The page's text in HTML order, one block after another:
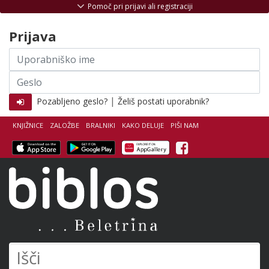
KNJIŽNICE ZALOŽBE BRALNIKI KAKO DELUJE PIŠI NAM
Facebook
Pomoč pri prijavi ali registraciji
Prijava
Uporabniško
ime
Geslo
Pozabljeno geslo? | Želiš postati uporabnik?